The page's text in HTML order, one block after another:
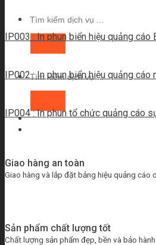
IP003 : In phun biển hiệu quảng cáo
IP002 : In phun biển hiệu quảng cáo
IP004 : In phun tổ chức quảng cáo
Giao hàng an toàn
Giao hàng và lắp đặt bảng hiệu quảng cáo
Sản phẩm chất lượng tốt
Chất lượng sản phẩm đẹp, bền và bảo